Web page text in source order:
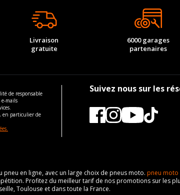
Livraison
gratuite
6000 garages
partenaires
de responsable
mails
en particulier de
Suivez nous sur les
pneu en ligne, avec un large choix de pneus moto. pneu moto
Profitez du meilleur tarif de nos promotions sur les
Toulouse et dans toute la France.